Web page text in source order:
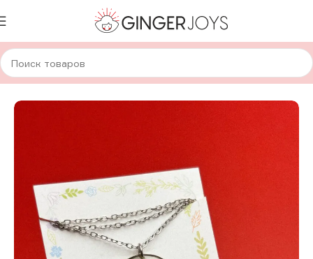
Главная Украшения Кулоны Кулоны с сухоцветами